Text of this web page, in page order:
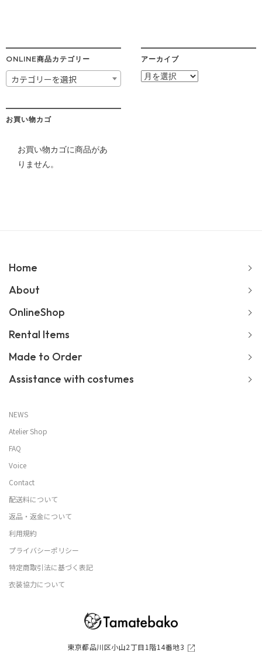
ONLINE商品カテゴリー
カテゴリーを選択
アーカイブ
ア
お買い物カゴ
お買い物カゴに商品があ
りません。
東京都品川区小山2丁目1階14番地3
Home
About
OnlineShop
Rental Items
Made to Order
Assistance with costumes
NEWS
Atelier Shop
FAQ
Voice
Contact
配送料について
返品・返金について
利用規約
プライバシーポリシー
特定商取引法に基づく表記
衣装協力について